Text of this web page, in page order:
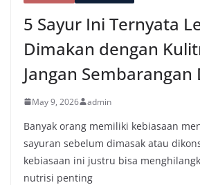
5 Sayur Ini Ternyata
Dimakan dengan
Jangan Sembarangan
May 9, 2026 admin
Banyak orang memiliki kebiasaan
sayuran sebelum dimasak atau
kebiasaan ini justru bisa
nutrisi penting